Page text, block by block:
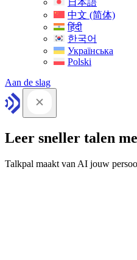
日本語
中文 (简体)
हिंदी
한국어
Українська
Polski
Aan de slag
Leer sneller talen
Talkpal maakt van AI jouw